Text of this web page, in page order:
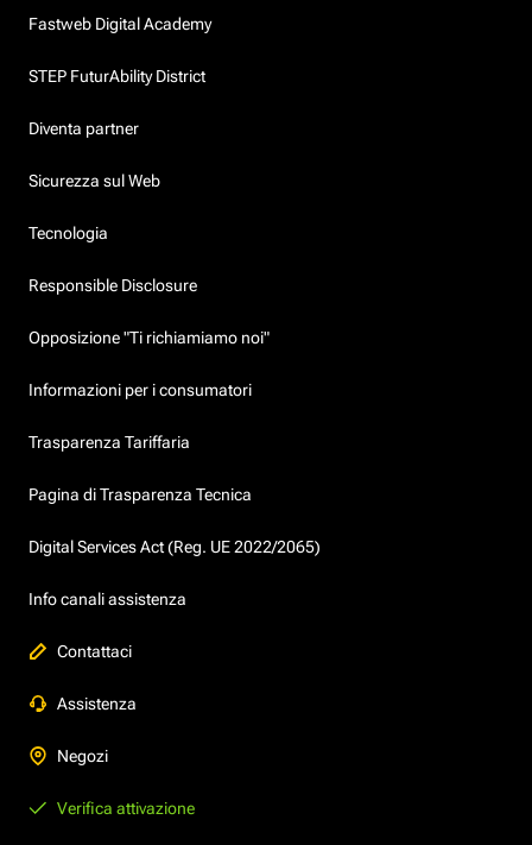
Fastweb Digital Academy
STEP FuturAbility District
Diventa partner
Sicurezza sul Web
Tecnologia
Responsible Disclosure
Opposizione "Ti richiamiamo noi"
Informazioni per i consumatori
Trasparenza Tariffaria
Pagina di Trasparenza Tecnica
Digital Services Act (Reg. UE 2022/2065)
Info canali assistenza
Contattaci
Assistenza
Negozi
Verifica attivazione